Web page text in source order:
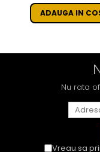
ADAUGA IN
Nu rata
Vreau sa